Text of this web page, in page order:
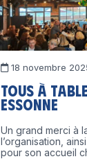
18 novembre
Tous à
Essonne
Un grand merci à
l’organisation,
pour son accueil